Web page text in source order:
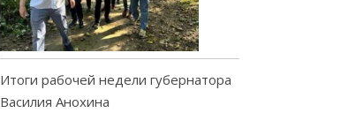
Итоги рабочей недели губернатора
Василия Анохина